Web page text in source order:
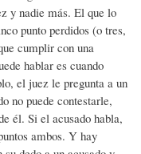
y nadie más. El que lo
punto perdidos (o tres,
cumplir con una
hablar es cuando
el juez le pregunta a un
no puede contestarle,
él. Si el acusado habla,
ambos. Y hay